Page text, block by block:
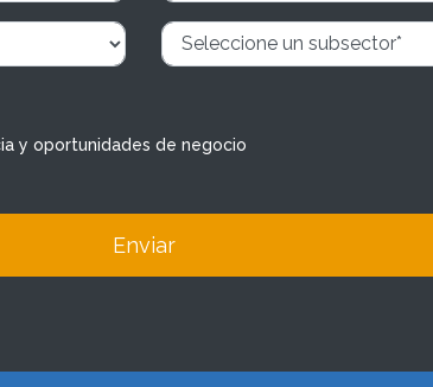
y oportunidades de negocio
Enviar